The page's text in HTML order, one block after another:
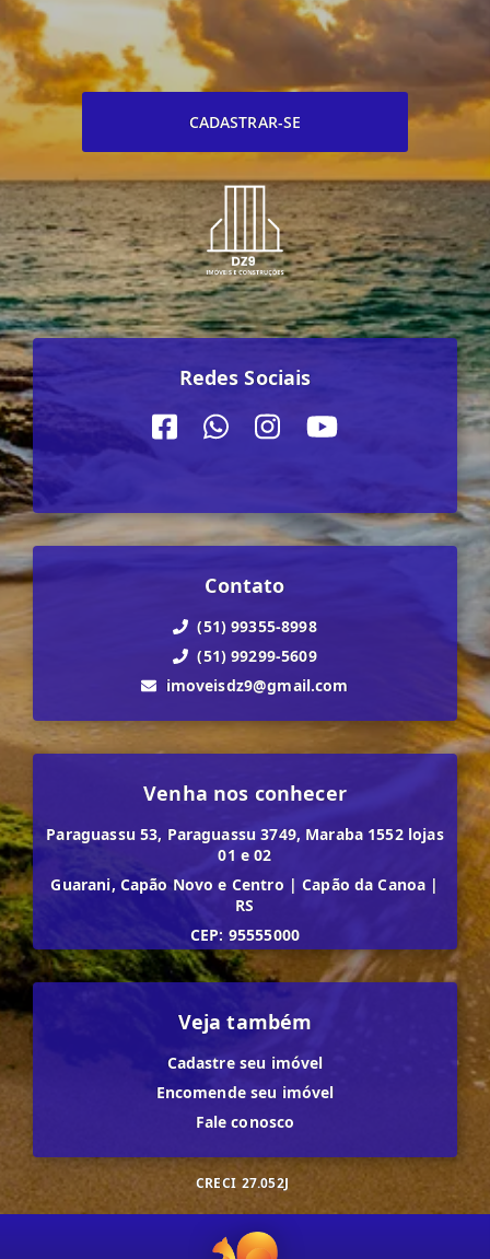
CADASTRAR-SE
Redes Sociais
Contato
(51) 99355-8998
(51) 99299-5609
imoveisdz9@gmail.com
Venha nos conhecer
Paraguassu 53, Paraguassu 3749, Maraba 1552 lojas
01 e 02
Guarani, Capão Novo e Centro | Capão da Canoa |
RS
CEP: 95555000
Veja também
Cadastre seu imóvel
Encomende seu imóvel
Fale conosco
CRECI 27.052J